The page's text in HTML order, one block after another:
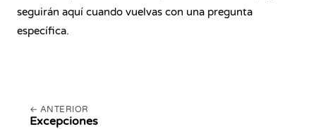
seguirán aquí cuando vuelvas con una pregunta
específica.
ANTERIOR
Excepciones